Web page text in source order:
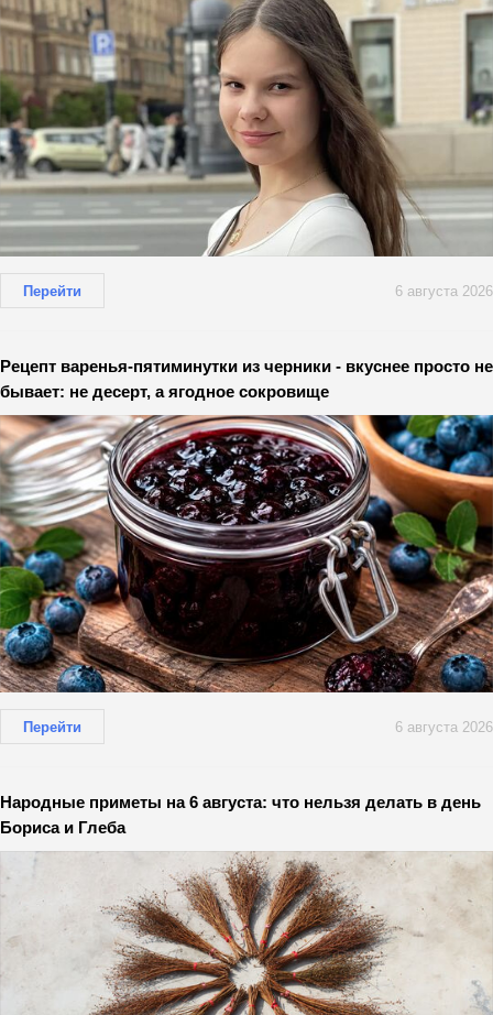
Перейти 6 августа 2026
Рецепт варенья-пятиминутки из черники - вкуснее просто не
бывает: не десерт, а ягодное сокровище
Перейти 6 августа 2026
Народные приметы на 6 августа: что нельзя делать в день
Бориса и Глеба